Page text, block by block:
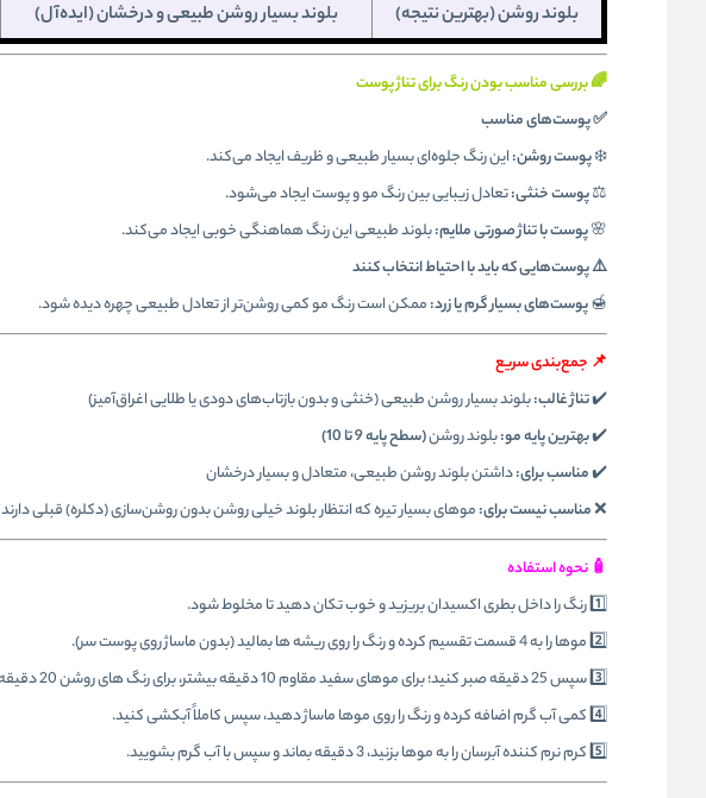
بلوند روشن (بهترین نتیجه)
بلوند بسیار روشن طبیعی و درخشان (ایده‌آل)
🌈 بررسی مناسب بودن رنگ برای تناژ پوست
✅ پوست‌های مناسب
❄️پوست روشن:این رنگ جلوه‌ای بسیار طبیعی و ظریف ایجاد می‌کند.
⚖️پوست خنثی:تعادل زیبایی بین رنگ مو و پوست ایجاد می‌شود.
🌸پوست با تناژ صورتی ملایم:بلوند طبیعی این رنگ هماهنگی خوبی ایجاد می‌کند.
⚠️ پوست‌هایی که باید با احتیاط انتخاب کنند
🍯پوست‌های بسیار گرم یا زرد:ممکن است رنگ مو کمی روشن‌تر از تعادل طبیعی چهره دیده شود.
📌 جمع‌بندی سریع
✔️تناژ غالب:بلوند بسیار روشن طبیعی (خنثی و بدون بازتاب‌های دودی یا طلایی اغراق‌آمیز)
✔️بهترین پایه مو:بلوند روشن(سطح پایه 9 تا 10)
✔️مناسب برای:داشتن بلوند روشن طبیعی، متعادل و بسیار درخشان
❌مناسب نیست برای:موهای بسیار تیره که انتظار بلوند خیلی روشن بدون روشن‌سازی (دکلره) قبلی دارند
🧴 نحوه استفاده
1️⃣ رنگ را داخل بطری اکسیدان بریزید و خوب تکان دهید تا مخلوط شود.
2️⃣ موها را به 4 قسمت تقسیم کرده و رنگ را روی ریشه‌ ها بمالید (بدون ماساژ روی پوست سر).
3️⃣ سپس 25 دقیقه صبر کنید؛ برای موهای سفید مقاوم 10 دقیقه بیشتر، برای رنگ‌ های روشن 20 دقیقه اضافه شود.
4️⃣ کمی آب گرم اضافه کرده و رنگ را روی موها ماساژ دهید، سپس کاملاً آبکشی کنید.
5️⃣ کرم نرم‌ کننده آبرسان را به موها بزنید، 3 دقیقه بماند و سپس با آب گرم بشویید.